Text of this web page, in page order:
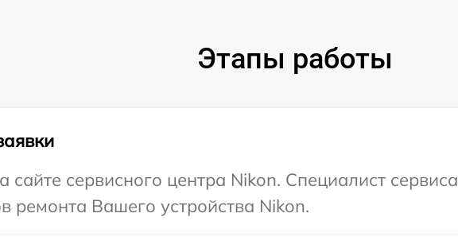
Этапы работы
сайте сервисного центра Nikon. Специалист
ремонта Вашего устройства Nikon.